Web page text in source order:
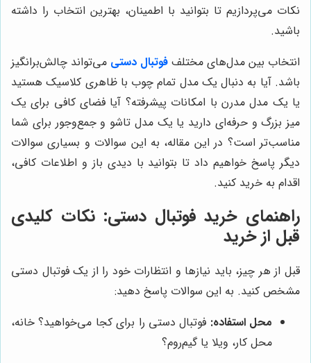
نکات می‌پردازیم تا بتوانید با اطمینان، بهترین انتخاب را داشته
باشید.
انتخاب بین مدل‌های مختلف فوتبال دستی می‌تواند چالش‌برانگیز
باشد. آیا به دنبال یک مدل تمام چوب با ظاهری کلاسیک هستید
یا یک مدل مدرن با امکانات پیشرفته؟ آیا فضای کافی برای یک
میز بزرگ و حرفه‌ای دارید یا یک مدل تاشو و جمع‌وجور برای شما
مناسب‌تر است؟ در این مقاله، به این سوالات و بسیاری سوالات
دیگر پاسخ خواهیم داد تا بتوانید با دیدی باز و اطلاعات کافی،
اقدام به خرید کنید.
راهنمای خرید فوتبال دستی: نکات کلیدی
قبل از خرید
قبل از هر چیز، باید نیازها و انتظارات خود را از یک فوتبال دستی
مشخص کنید. به این سوالات پاسخ دهید:
محل استفاده: فوتبال دستی را برای کجا می‌خواهید؟ خانه،
محل کار، ویلا یا گیم‌روم؟